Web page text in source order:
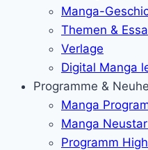
Manga-
Themen &
Verlage
Digital Manga
Programme &
Manga
Manga
Programm